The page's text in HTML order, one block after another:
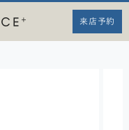
来店予約